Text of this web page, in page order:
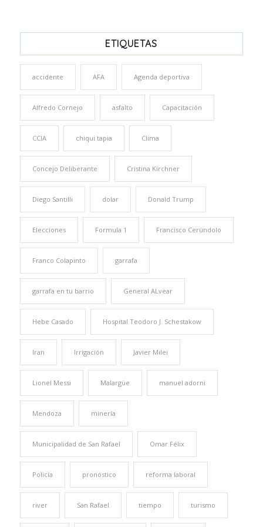
ETIQUETAS
accidente AFA Agenda deportiva
Alfredo Cornejo asfalto Capacitación
CCIA chiqui tapia Clima
Concejo Deliberante Cristina Kirchner
Diego Santilli dolar Donald Trump
Elecciones Formula 1 Francisco Cerúndolo
Franco Colapinto garrafa
garrafa en tu barrio General ALvear
Hebe Casado Hospital Teodoro J. Schestakow
Iran Irrigación Javier Milei
Lionel Messi Malargüe manuel adorni
Mendoza minería
Municipalidad de San Rafael Omar Félix
Policía pronóstico reforma laboral
river San Rafael tiempo turismo